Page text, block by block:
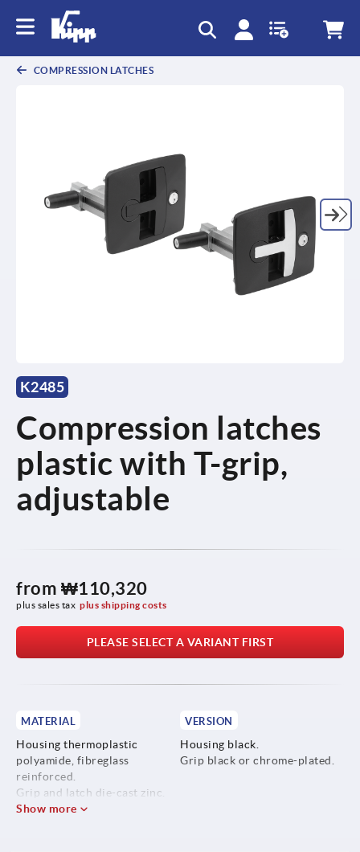
COMPRESSION LATCHES
K2485
Compression latches
plastic with T-grip,
adjustable
from ₩110,320
plus sales tax plus shipping costs
PLEASE SELECT A VARIANT FIRST
MATERIAL
Housing thermoplastic
polyamide, fibreglass
reinforced.
Grip and latch die-cast zinc.
VERSION
Housing black.
Grip black or chrome-plated.
Show more